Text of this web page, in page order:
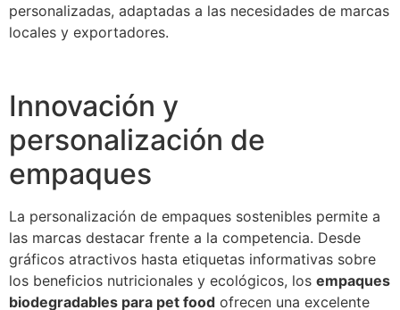
personalizadas, adaptadas a las necesidades de marcas
locales y exportadores.
Innovación y
personalización de
empaques
La personalización de empaques sostenibles permite a
las marcas destacar frente a la competencia. Desde
gráficos atractivos hasta etiquetas informativas sobre
los beneficios nutricionales y ecológicos, los empaques
biodegradables para pet food ofrecen una excelente